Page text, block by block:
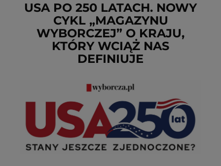
USUŃ ZE SCHOWKA
USA PO 250 LATACH. NOWY
CYKL „MAGAZYNU
WYBORCZEJ” O KRAJU,
KTÓRY WCIĄŻ NAS
DEFINIUJE